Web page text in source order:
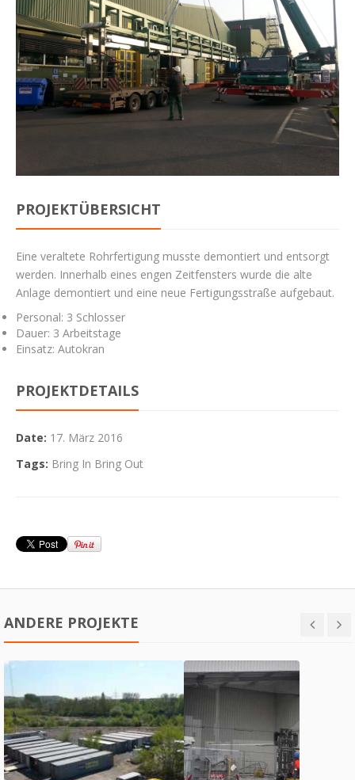
PROJEKTÜBERSICHT
Eine veraltete Rohrfertigung musste demontiert und entsorgt
werden. Innerhalb eines engen Zeitfensters wurde die alte
Anlage demontiert und eine neue Fertigungsstraße aufgebaut.
Personal: 3 Schlosser
Dauer: 3 Arbeitstage
Einsatz: Autokran
PROJEKTDETAILS
Date: 17. März 2016
Tags: Bring In Bring Out
ANDERE PROJEKTE